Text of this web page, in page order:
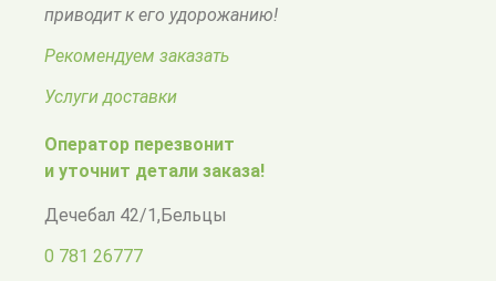
приводит к его удорожанию!
Рекомендуем заказать
Услуги доставки
Оператор перезвонит
и уточнит детали заказа!
Дечебал 42/1,Бельцы
0 781 26777